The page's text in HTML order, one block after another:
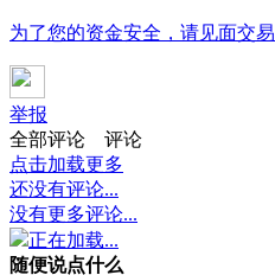
为了您的资金安全，请见面交
举报
全部评论
评论
点击加载更多
还没有评论...
没有更多评论...
正在加载...
随便说点什么